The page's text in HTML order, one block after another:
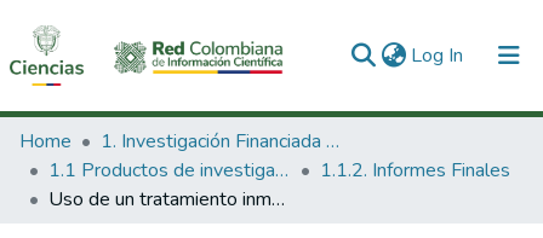
Log In (current)
Communities & Collections
All of DSpace
Home
1. Investigación Financiada con Recursos Públicos
1.1 Productos de investigación
1.1.2. Informes Finales
Uso de un tratamiento inmunomodulador con Acs monoclonales anti-PMNs como terapia para el control del proceso de fibrosis pulmunar experimental en ratones inducido por conidias de Paracoccidioides brasiliensis.